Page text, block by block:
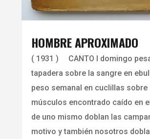
HOMBRE APROXIMADO
( 1931 ) CANTO I domingo
tapadera sobre la sangre en
peso semanal en cuclillas sobre
músculos encontrado caído en
de uno mismo doblan las
motivo y también nosotros